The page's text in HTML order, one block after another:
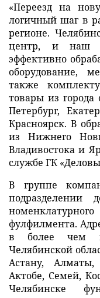
«Переезд на
логичный шаг в
регионе.
центр, и наш
эффективно
оборудование,
также
товары из
Петербург,
Красноярск. В
из Нижнего
Владивостока и
службе ГК
В группе
подразделении
фулфилмента.
в более чем
Челябинской
Астану,
Актобе, Семей,
Челябинске